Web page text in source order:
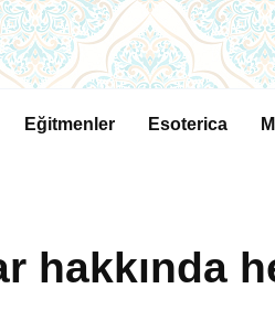
Eğitmenler Esoterica
hakkında